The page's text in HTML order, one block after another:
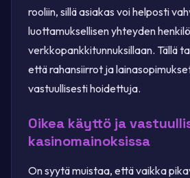
rooliin, sillä asiakas voi helposti
luottamuksellisen yhteyden
verkkopankkitunnuksillaan. Tällä
että rahansiirrot ja
vastuullisesti hoidettuja.
Oikea käyttö ja
kasinomainoksissa
On syytä muistaa, että vaikka